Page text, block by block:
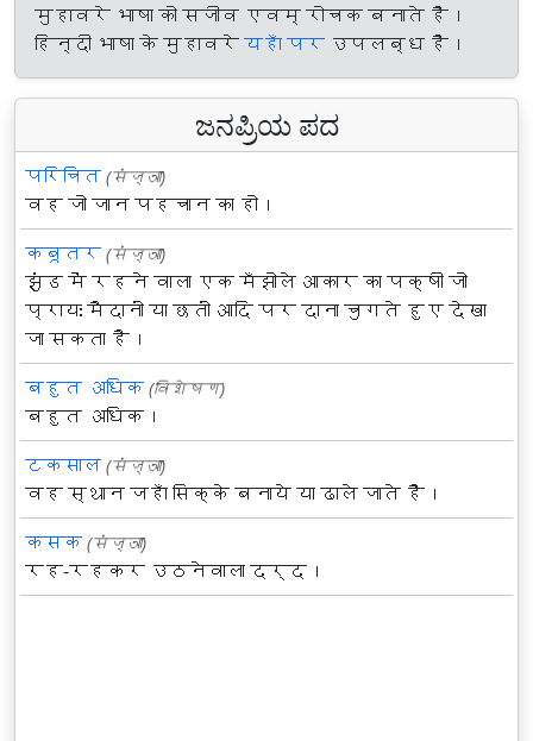
मुहावरे भाषा को सजीव एवम् रोचक बनाते हैं।
हिन्दी भाषा के मुहावरेयहाँ पर उपलब्ध हैं।
ಜನಪ್ರಿಯ ಪದ
परिचित (संज्ञा)
वह जो जान पहचान का हो।
कबूतर (संज्ञा)
झुंड में रहने वाला एक मँझोले आकार का पक्षी जो
प्रायः मैदानों या छतों आदि पर दाना चुगते हुए देखा
जा सकता है।
बहुत अधिक (विशेषण)
बहुत अधिक।
टकसाल (संज्ञा)
वह स्थान जहाँ सिक्के बनाये या ढाले जाते हैं।
कसक (संज्ञा)
रह-रहकर उठनेवाला दर्द।